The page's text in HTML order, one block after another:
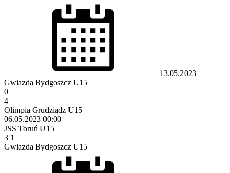
13.05.2023
Gwiazda Bydgoszcz U15
0
4
Olimpia Grudziądz U15
06.05.2023 00:00
JSS Toruń U15
3 1
Gwiazda Bydgoszcz U15